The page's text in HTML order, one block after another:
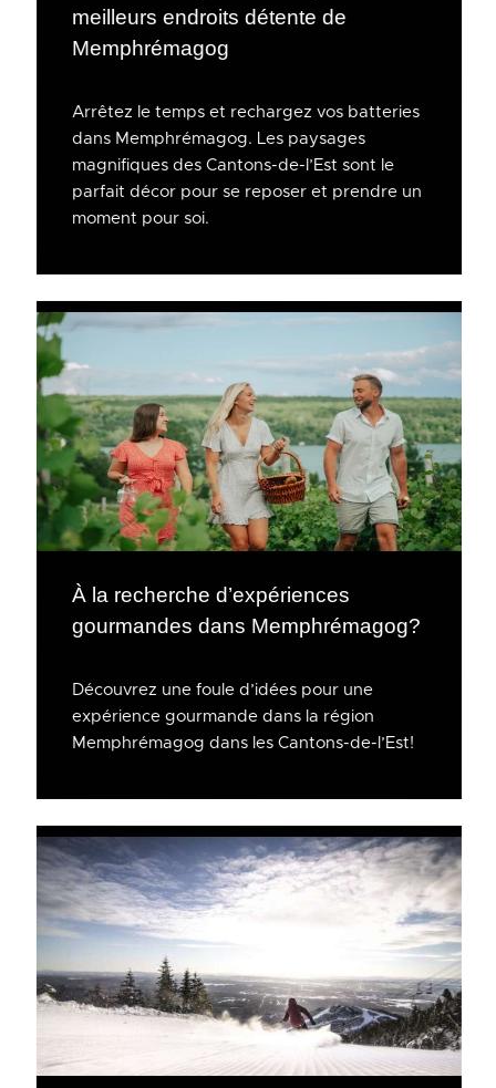
meilleurs endroits détente de
Memphrémagog
Arrêtez le temps et rechargez vos batteries
dans Memphrémagog. Les paysages
magnifiques des Cantons-de-l’Est sont le
parfait décor pour se reposer et prendre un
moment pour soi.
À la recherche d’expériences
gourmandes dans Memphrémagog?
Découvrez une foule d’idées pour une
expérience gourmande dans la région
Memphrémagog dans les Cantons-de-l’Est!